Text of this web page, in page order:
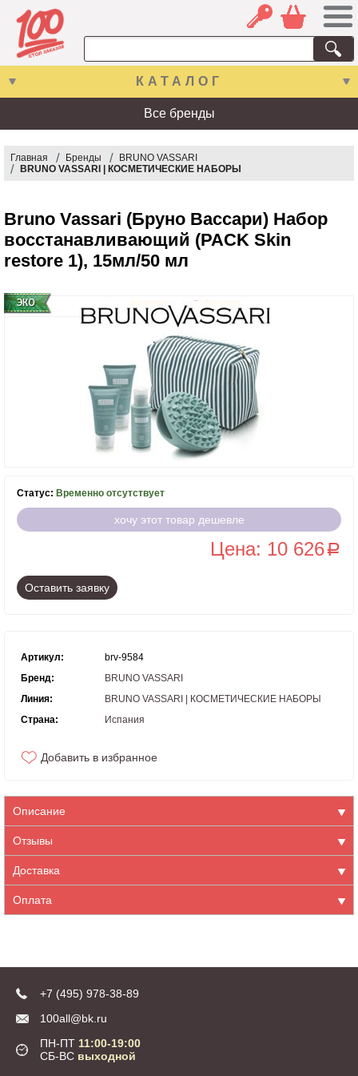
КАТАЛОГ
Все бренды
Главная Бренды
BRUNO VASSARI
BRUNO VASSARI | КОСМЕТИЧЕСКИЕ НАБОРЫ
Bruno Vassari (Бруно Вассари) Набор
восстанавливающий (PACK Skin
restore 1), 15мл/50 мл
Статус: Временно отсутствует
хочу этот товар дешевле
Цена: 10 626a
Оставить заявку
Артикул:
brv-9584
Бренд:
BRUNO VASSARI
Линия:
BRUNO VASSARI | КОСМЕТИЧЕСКИЕ НАБОРЫ
Страна:
Испания
Добавить в избранное
Описание
Отзывы
Доставка
Оплата
+7 (495) 978-38-89
100all@bk.ru
ПН-ПТ 11:00-19:00
СБ-ВС выходной